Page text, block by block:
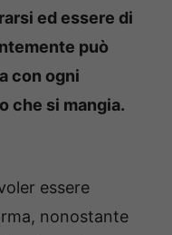
ed essere di
può
con ogni
che si mangia.
essere
nonostante